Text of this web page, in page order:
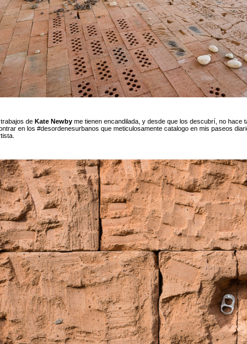
de Kate Newby me tienen encandilada, y desde que los descubrí, no hace
en los #desordenesurbanos que meticulosamente catalogo en mis paseos